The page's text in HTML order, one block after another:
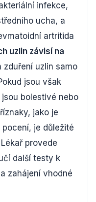
infekce,
ucha, a
artritida
uzlin závisí na
zduření uzlin samo
jsou však
bolestivé nebo
jako je
je důležité
provede
další testy k
zahájení vhodné